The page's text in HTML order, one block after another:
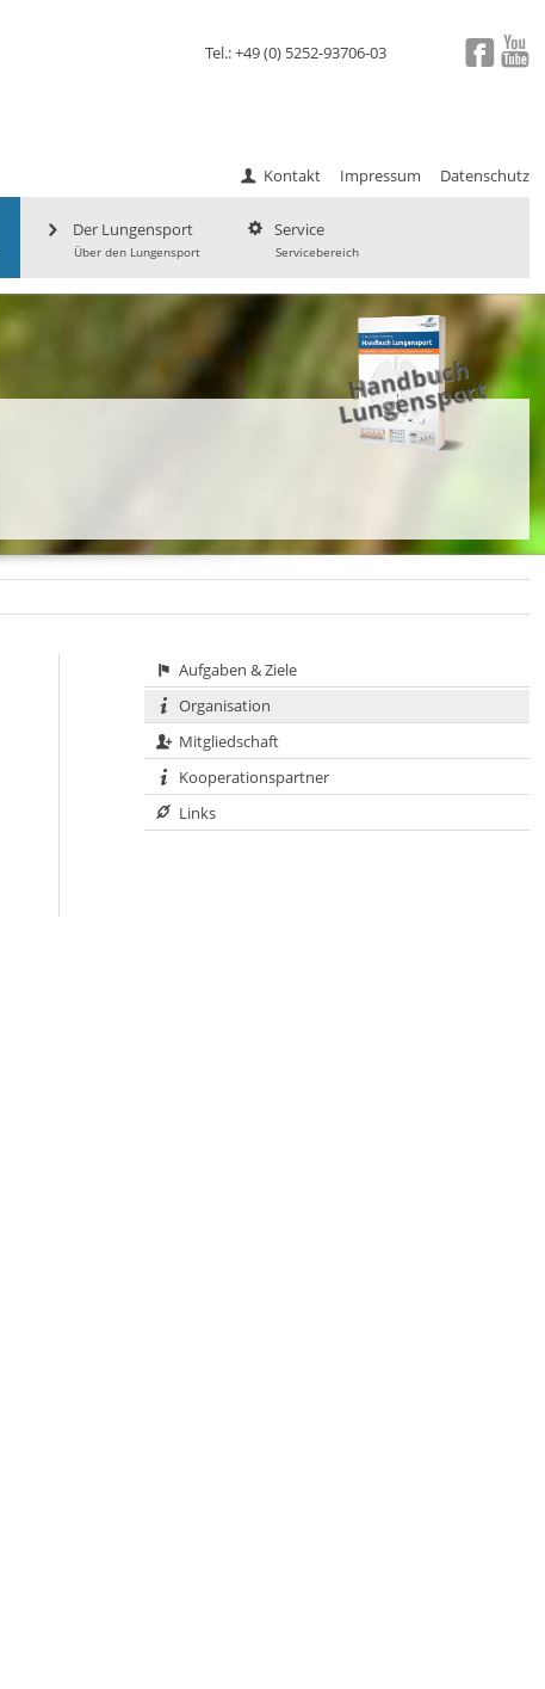
Kontakt Impressum Datenschutz
Der Lungensport
Über den Lungensport
Service
Servicebereich
Tel.: +49 (0) 5252-93706-03
H
a
n
d
b
uc
h
L
u
ng
e
ns
p
ort
Aufgaben & Ziele
Organisation
Mitgliedschaft
Kooperationspartner
Links